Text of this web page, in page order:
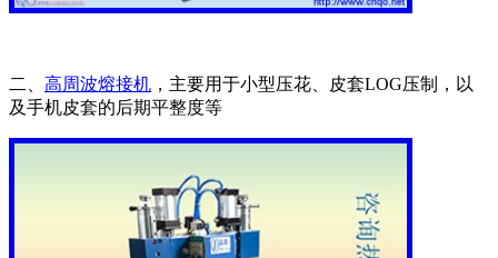
二、 高周波熔接机 ，主要用于小型压花、皮套LOG压制，以
及手机皮套的后期平整度等